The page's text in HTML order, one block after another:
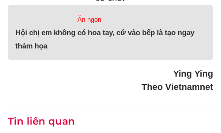
Ăn ngon
Hội chị em không có hoa tay, cứ vào bếp là tạo ngay
thảm họa
Ying Ying
Theo Vietnamnet
Tin liên quan